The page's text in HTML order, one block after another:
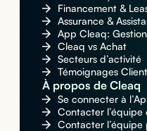
Financement &
Assurance &
App Cleaq:
Cleaq vs Achat
Secteurs d’activité
Témoignages
À propos de Cleaq
Se connecter à
Contacter l’équipe
Contacter